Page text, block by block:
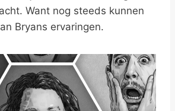
Want nog steeds kunnen
Bryans ervaringen.